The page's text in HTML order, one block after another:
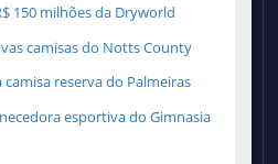
150 milhões da Dryworld
camisas do Notts County
camisa reserva do Palmeiras
esportiva do Gimnasia